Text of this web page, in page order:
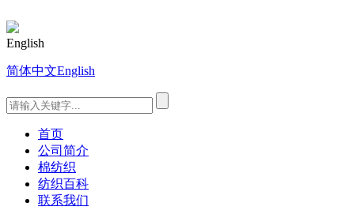
English
简体中文English
首页
公司简介
棉纺织
纺织百科
联系我们